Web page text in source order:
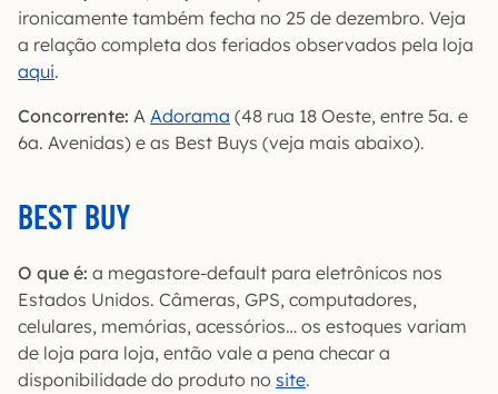
ironicamente também fecha no 25 de dezembro. Veja
a relação completa dos feriados observados pela loja
aqui.
Concorrente: A Adorama (48 rua 18 Oeste, entre 5a. e
6a. Avenidas) e as Best Buys (veja mais abaixo).
BEST BUY
O que é: a megastore-default para eletrônicos nos
Estados Unidos. Câmeras, GPS, computadores,
celulares, memórias, acessórios… os estoques variam
de loja para loja, então vale a pena checar a
disponibilidade do produto no site.